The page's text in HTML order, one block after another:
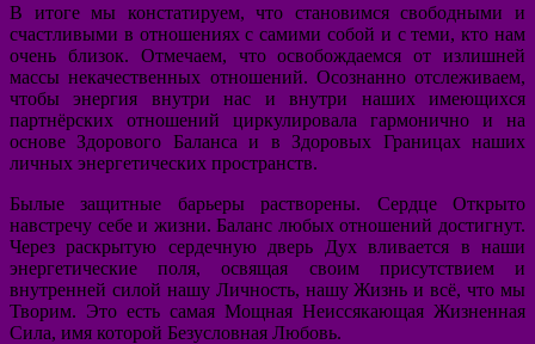
В итоге мы констатируем, что становимся свободными и
счастливыми в отношениях с самими собой и с теми, кто нам
очень близок. Отмечаем, что освобождаемся от излишней
массы некачественных отношений. Осознанно отслеживаем,
чтобы энергия внутри нас и внутри наших имеющихся
партнёрских отношений циркулировала гармонично и на
основе Здорового Баланса и в Здоровых Границах наших
личных энергетических пространств.
Былые защитные барьеры растворены. Сердце Открыто
навстречу себе и жизни. Баланс любых отношений достигнут.
Через раскрытую сердечную дверь Дух вливается в наши
энергетические поля, освящая своим присутствием и
внутренней силой нашу Личность, нашу Жизнь и всё, что мы
Творим. Это есть самая Мощная Неиссякающая Жизненная
Сила, имя которой Безусловная Любовь.